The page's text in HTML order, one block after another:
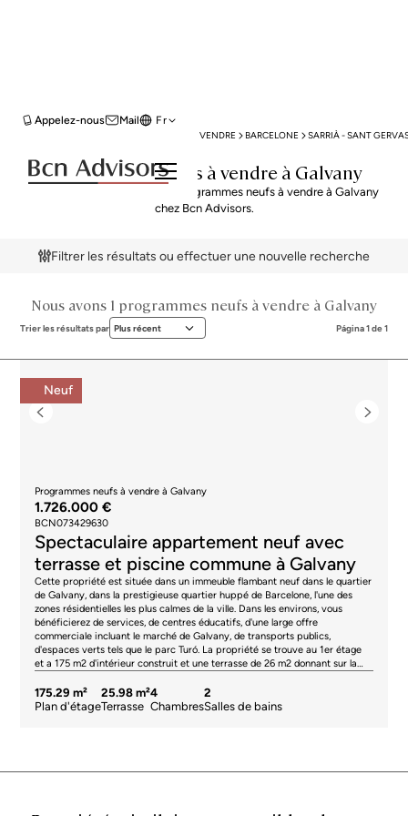
Mail
Appelez-nous Fr
PROGRAMMES NEUFS À VENDRE BARCELONE SARRIÀ - SANT
Programmes neufs à vendre à Galvany
Explorez notre sélection de programmes neufs à vendre à Galvany
chez Bcn Advisors.
Filtrer les résultats ou effectuer une nouvelle recherche
Nous avons 1 programmes neufs à vendre à Galvany
Trier les résultats par Plus récent Página 1 de 1
Neuf
Programmes neufs à vendre à Galvany
1.726.000 €
BCN073429630
Spectaculaire appartement neuf avec
terrasse et piscine commune à Galvany
Cette propriété est située dans un immeuble flambant neuf dans le quartier
de Galvany, dans la prestigieuse quartier huppé de Barcelone, l'une des
zones résidentielles les plus calmes de la ville. Dans les environs, vous
bénéficierez de services, de centres éducatifs, d'une large offre
commerciale incluant le marché de Galvany, de transports publics,
d'espaces verts tels que le parc Turó. La propriété se trouve au 1er étage
et a 175 m2 d'intérieur construit et une terrasse de 26 m2 donnant sur la
de 42 m2, qui est très lumineux. Il a accès à la terrasse, parfaite pour les
repas et la détente en plein air. La cuisine est indépendante et entièrement
toilettes pour les invités. Le bâtiment dispose d'une magnifique terrasse sur
175.29 m²
Plan d'étage
25.98 m²
Terrasse
4
Chambres
2
Salles de bains